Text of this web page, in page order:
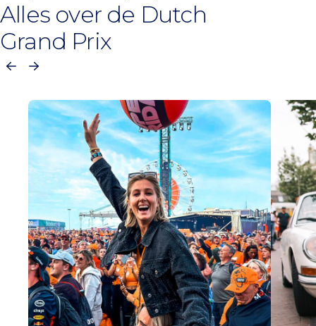
Alles over de Dutch
Grand Prix
VorigeVolgende